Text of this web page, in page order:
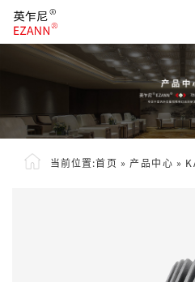
当前位置:首页 » 产品中心 »